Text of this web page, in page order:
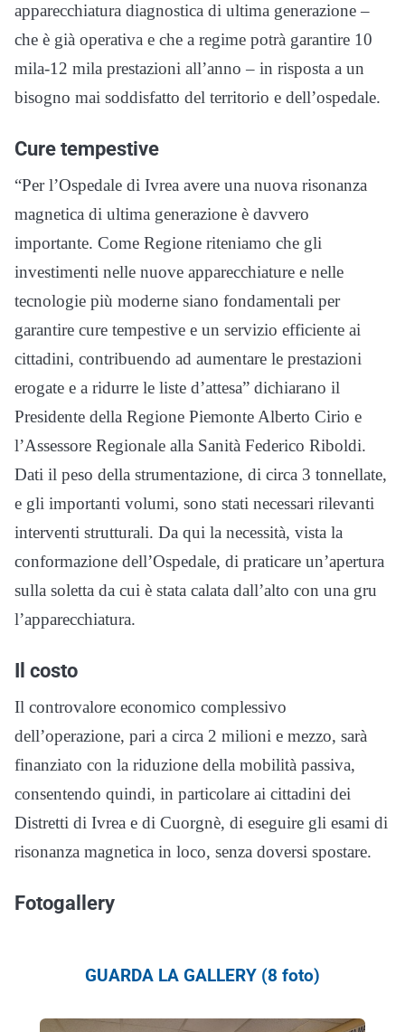
apparecchiatura diagnostica di ultima generazione –
che è già operativa e che a regime potrà garantire 10
mila-12 mila prestazioni all’anno – in risposta a un
bisogno mai soddisfatto del territorio e dell’ospedale.
Cure tempestive
“Per l’Ospedale di Ivrea avere una nuova risonanza
magnetica di ultima generazione è davvero
importante. Come Regione riteniamo che gli
investimenti nelle nuove apparecchiature e nelle
tecnologie più moderne siano fondamentali per
garantire cure tempestive e un servizio efficiente ai
cittadini, contribuendo ad aumentare le prestazioni
erogate e a ridurre le liste d’attesa” dichiarano il
Presidente della Regione Piemonte Alberto Cirio e
l’Assessore Regionale alla Sanità Federico Riboldi.
Dati il peso della strumentazione, di circa 3 tonnellate,
e gli importanti volumi, sono stati necessari rilevanti
interventi strutturali. Da qui la necessità, vista la
conformazione dell’Ospedale, di praticare un’apertura
sulla soletta da cui è stata calata dall’alto con una gru
l’apparecchiatura.
Il costo
Il controvalore economico complessivo
dell’operazione, pari a circa 2 milioni e mezzo, sarà
finanziato con la riduzione della mobilità passiva,
consentendo quindi, in particolare ai cittadini dei
Distretti di Ivrea e di Cuorgnè, di eseguire gli esami di
risonanza magnetica in loco, senza doversi spostare.
Fotogallery
GUARDA LA GALLERY (8 foto)